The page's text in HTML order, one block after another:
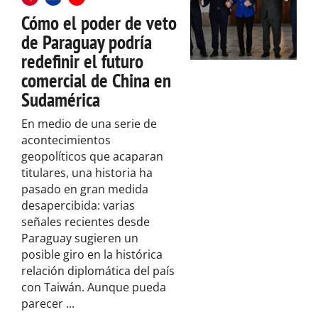
Cómo el poder de veto
de Paraguay podría
redefinir el futuro
comercial de China en
Sudamérica
En medio de una serie de
acontecimientos
geopolíticos que acaparan
titulares, una historia ha
pasado en gran medida
desapercibida: varias
señales recientes desde
Paraguay sugieren un
posible giro en la histórica
relación diplomática del país
con Taiwán. Aunque pueda
parecer ...